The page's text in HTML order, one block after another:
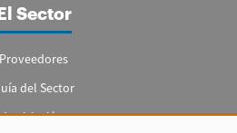
El Sector
Proveedores
del Sector
Legislación